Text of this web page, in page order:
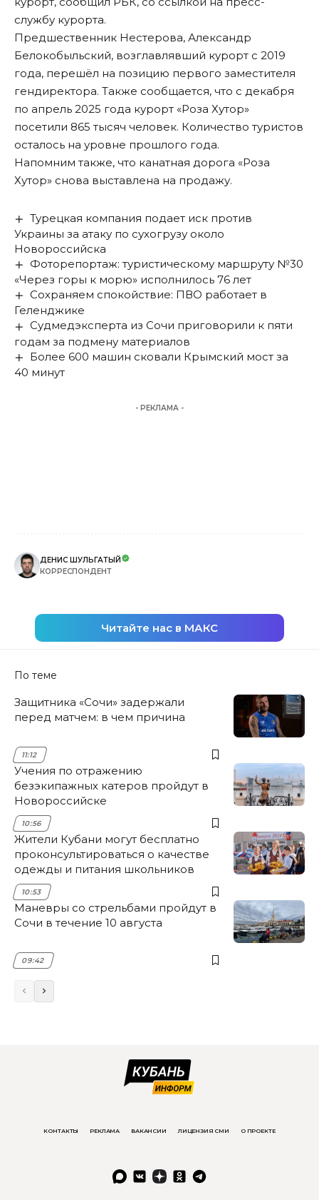
службу курорта.
Предшественник Нестерова, Александр
Белокобыльский, возглавлявший курорт с 2019
года, перешёл на позицию первого заместителя
гендиректора. Также сообщается, что с декабря
по апрель 2025 года курорт «Роза Хутор»
посетили 865 тысяч человек. Количество туристов
осталось на уровне прошлого года.
Напомним также, что канатная дорога «Роза
Хутор» снова выставлена на продажу.
Турецкая компания подает иск против
Украины за атаку по сухогрузу около
Новороссийска
Фоторепортаж: туристическому маршруту №30
«Через горы к морю» исполнилось 76 лет
Сохраняем спокойствие: ПВО работает в
Геленджике
Судмедэксперта из Сочи приговорили к пяти
годам за подмену материалов
Более 600 машин сковали Крымский мост за
40 минут
- РЕКЛАМА -
ДЕНИС ШУЛЬГАТЫЙ
КОРРЕСПОНДЕНТ
Читайте нас в МАКС
По теме
Защитника «Сочи» задержали
перед матчем: в чем причина
11:12
Учения по отражению
безэкипажных катеров пройдут в
Новороссийске
10:56
Жители Кубани могут бесплатно
проконсультироваться о качестве
одежды и питания школьников
10:53
Маневры со стрельбами пройдут в
Сочи в течение 10 августа
09:42
КОНТАКТЫ РЕКЛАМА ВАКАНСИИ ЛИЦЕНЗИЯ СМИ О ПРОЕКТЕ